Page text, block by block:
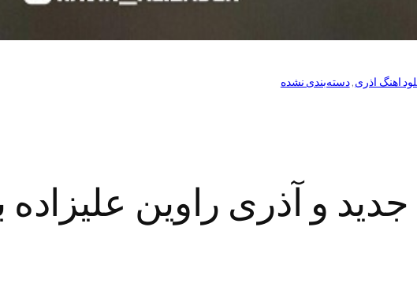
اهنگ اذری, دسته‌بندی نشده
و آذری راوین علیزاده